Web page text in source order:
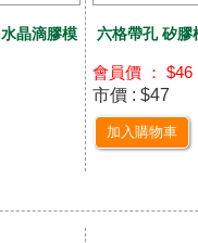
晶滴膠模
六格帶孔 矽膠
會員價 ： $46
市價 : $47
加入購物車